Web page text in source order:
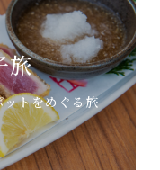
旅
トをめぐる旅